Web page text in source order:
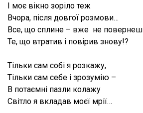
І моє вікно зоріло теж
Вчора, після довгої розмови…
Все, що сплине – вже не повернеш
Те, що втратив і повірив знову!?
Тільки сам собі я розкажу,
Тільки сам себе і зрозумію –
В потаємні пазли колажу
Світло я вкладав моєї мрії…